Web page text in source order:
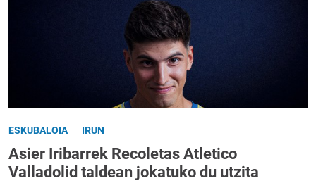
ESKUBALOIA IRUN
Asier Iribarrek Recoletas Atletico
Valladolid taldean jokatuko du utzita